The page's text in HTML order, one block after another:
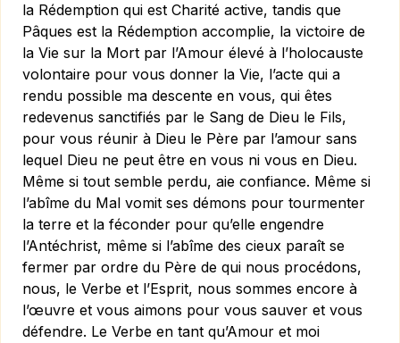
la Rédemption qui est Charité active, tandis que
Pâques est la Rédemption accomplie, la victoire de
la Vie sur la Mort par l’Amour élevé à l’holocauste
volontaire pour vous donner la Vie, l’acte qui a
rendu possible ma descente en vous, qui êtes
redevenus sanctifiés par le Sang de Dieu le Fils,
pour vous réunir à Dieu le Père par l’amour sans
lequel Dieu ne peut être en vous ni vous en Dieu.
Même si tout semble perdu, aie confiance. Même si
l’abîme du Mal vomit ses démons pour tourmenter
la terre et la féconder pour qu’elle engendre
l’Antéchrist, même si l’abîme des cieux paraît se
fermer par ordre du Père de qui nous procédons,
nous, le Verbe et l’Esprit, nous sommes encore à
l’œuvre et vous aimons pour vous sauver et vous
défendre. Le Verbe en tant qu’Amour et moi